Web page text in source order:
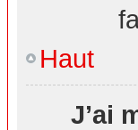
Haut
J’ai